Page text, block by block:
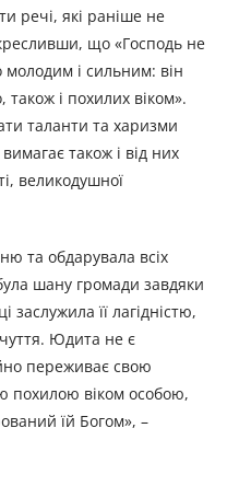
речі, які раніше не
що «Господь не
молодим і сильним: він
також і похилих віком».
таланти та харизми
також і від них
великодушної
та обдарувала всіх
шану громади завдяки
заслужила її лагідністю,
Юдита не є
переживає свою
похилою віком особою,
їй Богом», –